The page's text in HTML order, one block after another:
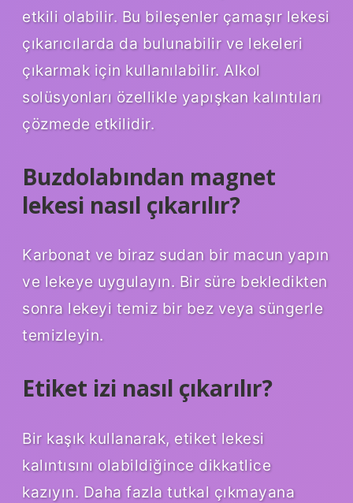
etkili olabilir. Bu bileşenler çamaşır lekesi
çıkarıcılarda da bulunabilir ve lekeleri
çıkarmak için kullanılabilir. Alkol
solüsyonları özellikle yapışkan kalıntıları
çözmede etkilidir.
Buzdolabından magnet
lekesi nasıl çıkarılır?
Karbonat ve biraz sudan bir macun yapın
ve lekeye uygulayın. Bir süre bekledikten
sonra lekeyi temiz bir bez veya süngerle
temizleyin.
Etiket izi nasıl çıkarılır?
Bir kaşık kullanarak, etiket lekesi
kalıntısını olabildiğince dikkatlice
kazıyın. Daha fazla tutkal çıkmayana